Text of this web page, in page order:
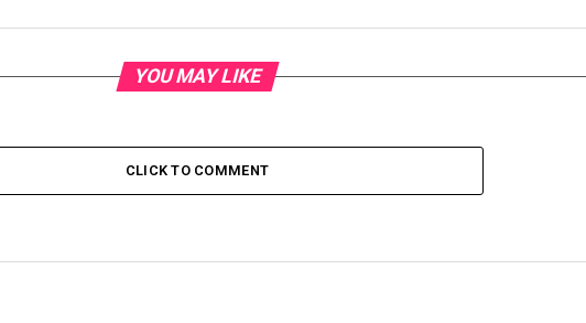
YOU MAY LIKE
CLICK TO COMMENT